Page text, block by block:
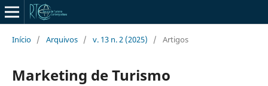
Início / Arquivos / v. 13 n. 2 (2025) / Artigos
Marketing de Turismo